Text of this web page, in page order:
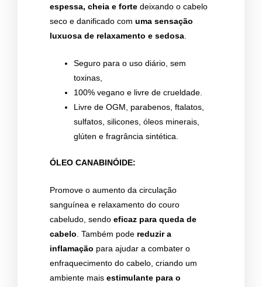
espessa, cheia e forte deixando o cabelo
seco e danificado com uma sensação
luxuosa de relaxamento e sedosa
Seguro para o uso diário, sem
toxinas,
100% vegano e livre de crueldade.
Livre de OGM, parabenos, ftalatos,
sulfatos, silicones, óleos minerais,
glúten e fragrância sintética.
ÓLEO CANABINÓIDE:
Promove o aumento da circulação
sanguínea e relaxamento do couro
cabeludo, sendo eficaz para queda de
cabelo . Também pode reduzir a
inflamação para ajudar a combater o
enfraquecimento do cabelo, criando um
ambiente mais estimulante para o